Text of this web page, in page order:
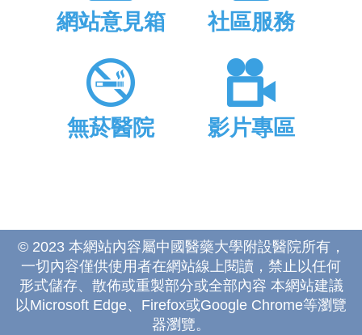
網站意見箱 社區服務
無菸醫院 影片專區
© 2023 本網站內容屬中國醫藥大學附設醫院所有，
一切內容僅供使用者在網站線上閱讀，禁止以任何
形式儲存、散佈或重製部分或全部內容 本網站建議
以Microsoft Edge、Firefox或Google Chrome等瀏覽
器瀏覽。